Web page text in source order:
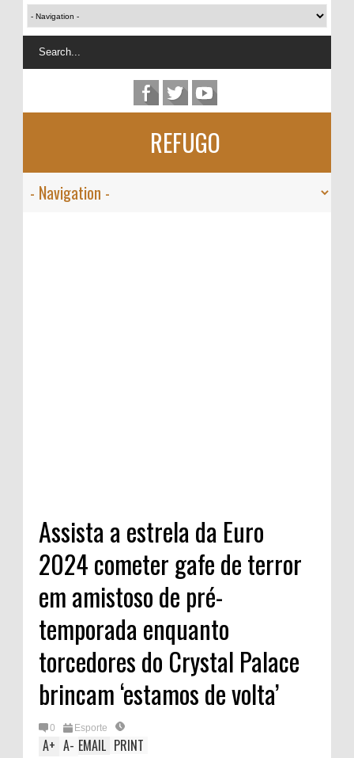
REFUGO
Assista a estrela da Euro
2024 cometer gafe de terror
em amistoso de pré-
temporada enquanto
torcedores do Crystal Palace
brincam ‘estamos de volta’
0 Esporte
A+ A- EMAIL PRINT